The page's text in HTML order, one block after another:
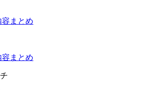
まとめ
まとめ